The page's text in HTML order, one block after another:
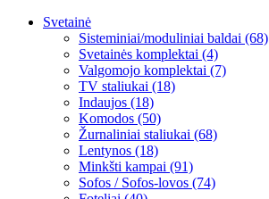
Svetainė
Sisteminiai/moduliniai baldai (68)
Svetainės komplektai (4)
Valgomojo komplektai (7)
TV staliukai (18)
Indaujos (18)
Komodos (50)
Žurnaliniai staliukai (68)
Lentynos (18)
Minkšti kampai (91)
Sofos / Sofos-lovos (74)